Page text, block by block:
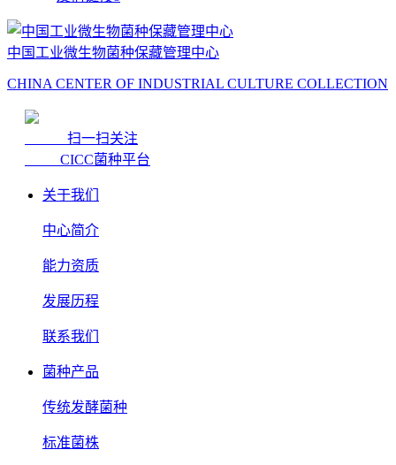
中国工业微生物菌种保藏管理中心
CHINA CENTER OF INDUSTRIAL CULTURE COLLECTION
扫一扫关注
CICC菌种平台
关于我们
中心简介
能力资质
发展历程
联系我们
菌种产品
传统发酵菌种
标准菌株